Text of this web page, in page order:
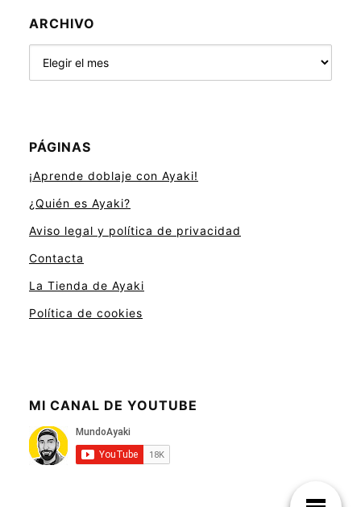
ARCHIVO
PÁGINAS
¡Aprende doblaje con Ayaki!
¿Quién es Ayaki?
Aviso legal y política de privacidad
Contacta
La Tienda de Ayaki
Política de cookies
MI CANAL DE YOUTUBE